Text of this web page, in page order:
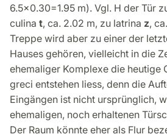
6.5x0.30=1.95 m). Vgl. H der Tür
culina t, ca. 2.02 m, zu latrina z,
Treppe wird aber zu einer der
Hauses gehören, vielleicht in die
ehemaliger Komplexe die heutige
greci entstehen liess, denn die
Eingängen ist nicht ursprünglich,
ehemaligen, noch erhaltenen
Der Raum könnte eher als Flur